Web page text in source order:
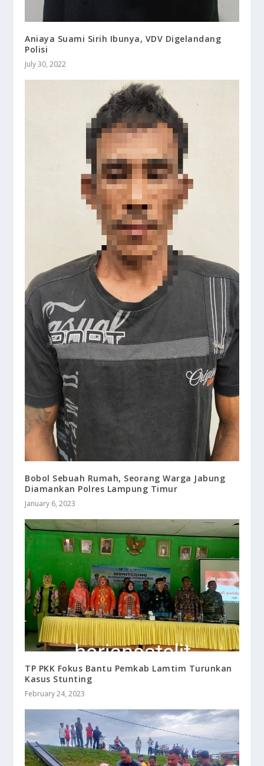
Aniaya Suami Sirih Ibunya, VDV Digelandang
Polisi
July 30, 2022
Bobol Sebuah Rumah, Seorang Warga Jabung
Diamankan Polres Lampung Timur
January 6, 2023
TP PKK Fokus Bantu Pemkab Lamtim Turunkan
Kasus Stunting
February 24, 2023